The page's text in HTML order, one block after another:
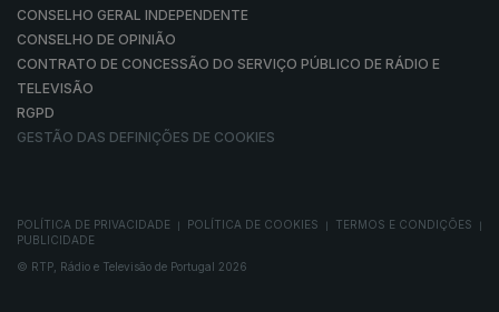
CONSELHO GERAL INDEPENDENTE
CONSELHO DE OPINIÃO
CONTRATO DE CONCESSÃO DO SERVIÇO PÚBLICO DE RÁDIO E
TELEVISÃO
RGPD
GESTÃO DAS DEFINIÇÕES DE COOKIES
POLÍTICA DE PRIVACIDADE POLÍTICA DE COOKIES TERMOS E CONDIÇÕES
PUBLICIDADE
© RTP, Rádio e Televisão de Portugal 2026